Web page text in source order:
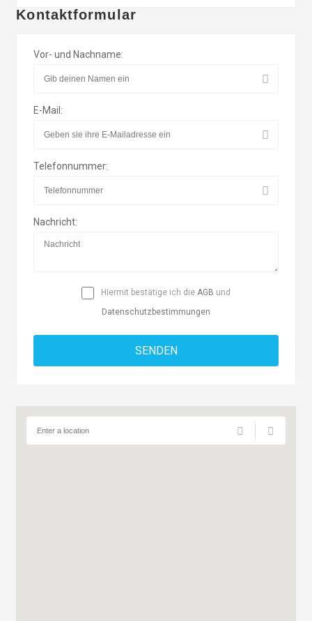
Kontaktformular
Vor- und Nachname:
E-Mail:
Telefonnummer:
Nachricht:
Hiermit bestätige ich die AGB und
Datenschutzbestimmungen